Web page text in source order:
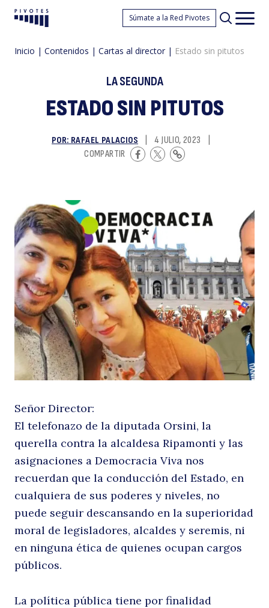
Pivotes Súmate a la Red Pivotes
Inicio | Contenidos | Cartas al director | Estado sin pitutos
LA SEGUNDA
ESTADO SIN PITUTOS
POR: RAFAEL PALACIOS 4 JULIO, 2023
COMPARTIR
Señor Director:
El telefonazo de la diputada Orsini, la
querella contra la alcaldesa Ripamonti y las
asignaciones a Democracia Viva nos
recuerdan que la conducción del Estado, en
cualquiera de sus poderes y niveles, no
puede seguir descansando en la superioridad
moral de legisladores, alcaldes y seremis, ni
en ninguna ética de quienes ocupan cargos
públicos.
La política pública tiene por finalidad